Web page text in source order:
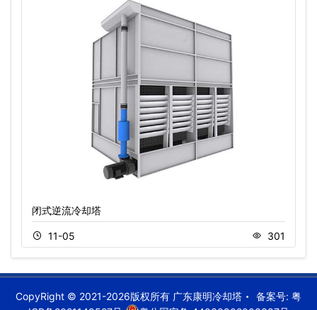
闭式逆流冷却塔
11-05 301
CopyRight © 2021-2026版权所有 广东康明冷却塔 备案号: 粤